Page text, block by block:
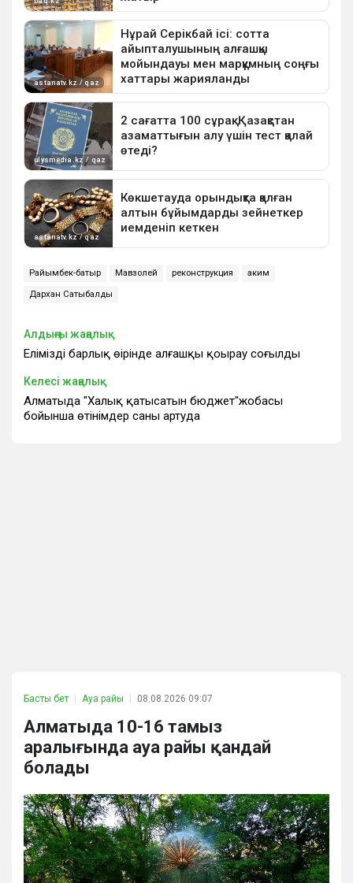
Райымбек-батыр Мавзолей реконструкция аким
Дархан Сатыбалды
Алдыңғы жаңалық
Еліміздің барлық өңірінде алғашқы қоңырау соғылды
Келесі жаңалық
Алматыда "Халық қатысатын бюджет"жобасы
бойынша өтінімдер саны артуда
Басты бет Ауа райы 08.08.2026 09:07
Алматыда 10-16 тамыз
аралығында ауа райы қандай
болады